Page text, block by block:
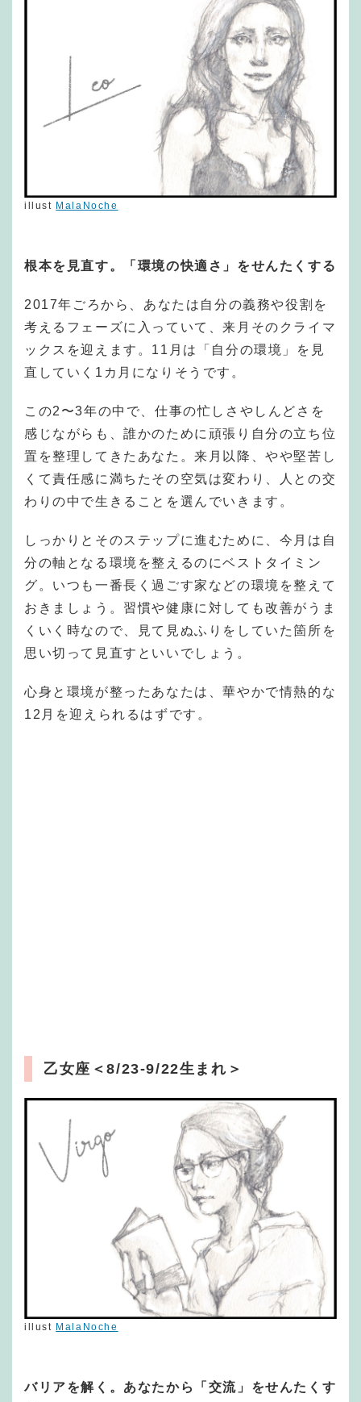
illust MalaNoche
根本を見直す。「環境の快適さ」をせんたくする
2017年ごろから、あなたは自分の義務や役割を
考えるフェーズに入っていて、来月そのクライマ
ックスを迎えます。11月は「自分の環境」を見
直していく1カ月になりそうです。
この2〜3年の中で、仕事の忙しさやしんどさを
感じながらも、誰かのために頑張り自分の立ち位
置を整理してきたあなた。来月以降、やや堅苦し
くて責任感に満ちたその空気は変わり、人との交
わりの中で生きることを選んでいきます。
しっかりとそのステップに進むために、今月は自
分の軸となる環境を整えるのにベストタイミン
グ。いつも一番長く過ごす家などの環境を整えて
おきましょう。習慣や健康に対しても改善がうま
くいく時なので、見て見ぬふりをしていた箇所を
思い切って見直すといいでしょう。
心身と環境が整ったあなたは、華やかで情熱的な
12月を迎えられるはずです。
乙女座 ＜8/23-9/22生まれ＞
illust MalaNoche
バリアを解く。あなたから「交流」をせんたくす